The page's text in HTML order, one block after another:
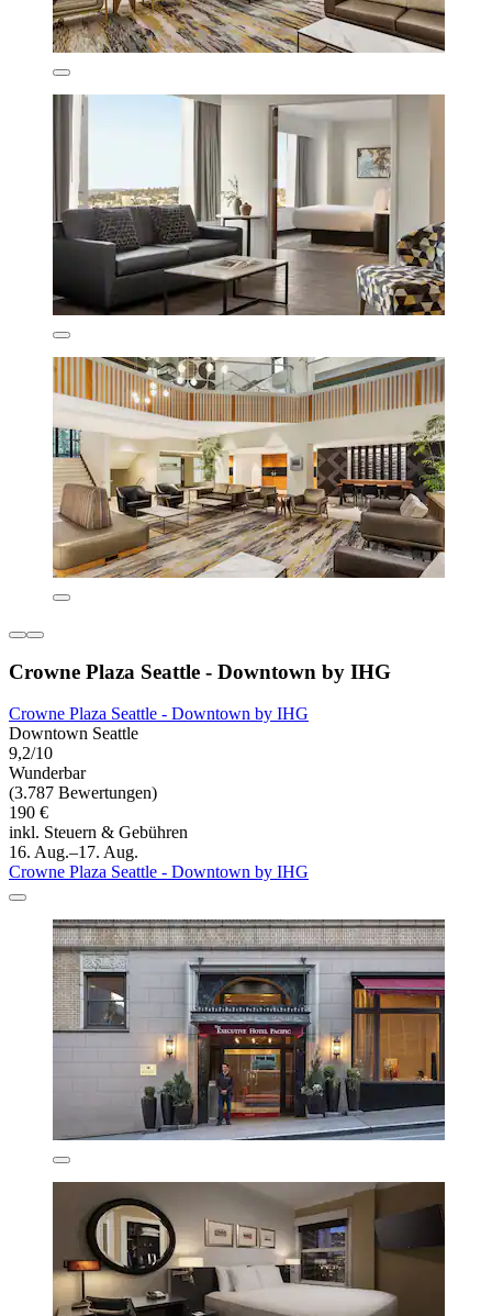
Crowne Plaza Seattle - Downtown by IHG
Crowne Plaza Seattle - Downtown by IHG
Downtown Seattle
9,2/10
Wunderbar
(3.787 Bewertungen)
190 €
inkl. Steuern & Gebühren
16. Aug.–17. Aug.
Crowne Plaza Seattle - Downtown by IHG